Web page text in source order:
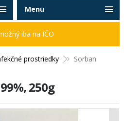
prostriedky
Sorban
250g
iba na IČO
Menu